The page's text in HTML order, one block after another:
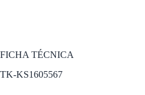
FICHA TÉCNICA
TK-KS1605567